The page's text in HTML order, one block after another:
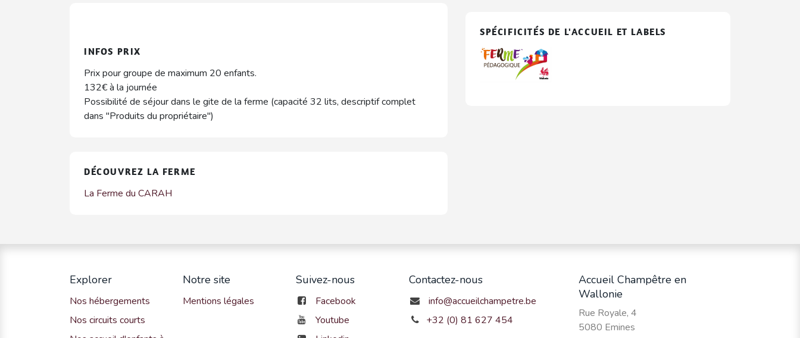
INFOS PRIX
Prix pour groupe de maximum 20 enfants.
132€ à la journée
Possibilité de séjour dans le gite de la ferme (capacité 32 lits, descriptif complet
dans "Produits du propriétaire")
DÉCOUVREZ LA FERME
La Ferme du CARAH
SPÉCIFICITÉS DE L'ACCUEIL ET LABELS
Explorer
Nos hébergements
Nos circuits courts
Notre site
Mentions légales
Suivez-nous
Facebook
Youtube
Contactez-nous
info@accueilchampetre.be
+32 (0) 81 627 454
Accueil Champêtre en
Wallonie
Rue Royale, 4
5080 Emines